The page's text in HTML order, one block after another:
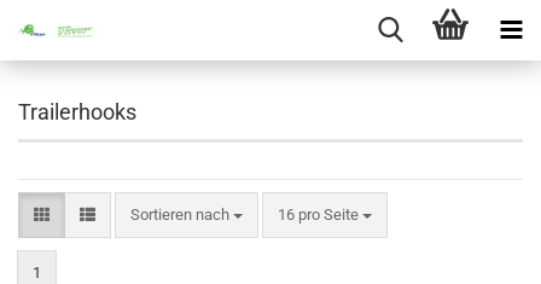
Trailerhooks
Sortieren nach
Sortieren nach 16 pro Seite
pro Seite
1